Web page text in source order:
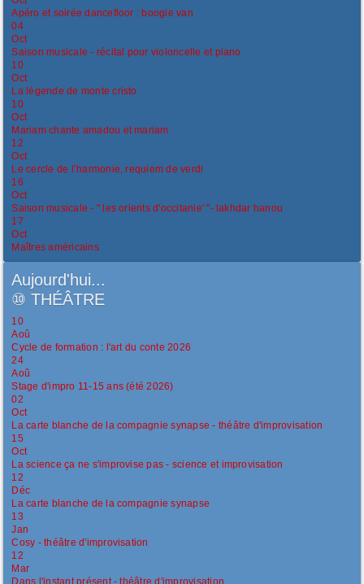
Apéro et soirée dancefloor : boogie van
04
Oct
Saison musicale - récital pour violoncelle et piano
10
Oct
La légende de monte cristo
10
Oct
Mariam chante amadou et mariam
12
Oct
Le cercle de l’harmonie, requiem de verdi
16
Oct
Saison musicale - " les orients d'occitanie' "- lakhdar hanou
17
Oct
Maîtres américains
Aujourd'hui...
⑩THÉÂTRE
10
Aoû
Cycle de formation : l'art du conte 2026
24
Aoû
Stage d'impro 11-15 ans (été 2026)
02
Oct
La carte blanche de la compagnie synapse - théâtre d'improvisation
15
Oct
La science ça ne s'improvise pas - science et improvisation
12
Déc
La carte blanche de la compagnie synapse
13
Jan
Cosy - théâtre d'improvisation
12
Mar
Dans l'instant présent - théâtre d'improvisation